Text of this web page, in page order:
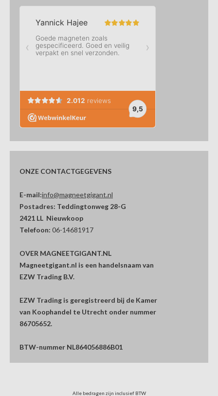
ONZE CONTACTGEGEVENS
E-mail:info@magneetgigant.nl
Postadres: Teddingtonweg 28-G
2421 LL Nieuwkoop
Telefoon: 06-14681917
OVER MAGNEETGIGANT.NL
Magneetgigant.nl is een handelsnaam van
EZW Trading B.V.
EZW Trading is geregistreerd bij de Kamer
van Koophandel te Utrecht onder nummer
86705652.
BTW-nummer NL864056886B01
Alle bedragen zijn inclusief BTW